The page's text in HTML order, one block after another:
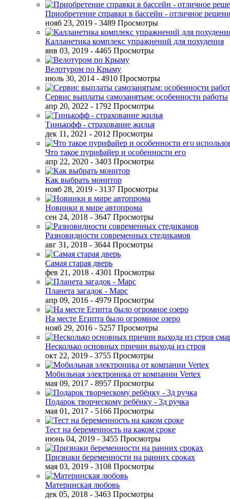
Приобретение справки в бассейн - отличное
нояб 23, 2019 - 3489 Просмотры
Калланетика комплекс упражнений для похудения
янв 03, 2019 - 4465 Просмотры
Велотуром по Крыму
июль 30, 2014 - 4910 Просмотры
Сервис выплаты самозанятым: особенности работы
апр 20, 2022 - 1792 Просмотры
Тинькофф - страхование жилья
дек 11, 2021 - 2012 Просмотры
Что такое пурифайер и особенности его
апр 22, 2020 - 3403 Просмотры
Как выбрать монитор
нояб 28, 2019 - 3137 Просмотры
Новинки в мире автопрома
сен 24, 2018 - 3647 Просмотры
Разновидности современных стедикамов
авг 31, 2018 - 3644 Просмотры
Самая старая дверь
фев 21, 2018 - 4301 Просмотры
Планета загадок - Марс
апр 09, 2016 - 4979 Просмотры
На месте Египта было огромное озеро
нояб 29, 2016 - 5257 Просмотры
Несколько основных причин выхода из строя
окт 22, 2019 - 3755 Просмотры
Мобильная электроника от компании Vertex
мая 09, 2017 - 8957 Просмотры
Подарок творческому ребёнку - 3д ручка
мая 01, 2017 - 5166 Просмотры
Тест на беременность на каком сроке
июнь 04, 2019 - 3455 Просмотры
Признаки беременности на ранних сроках
мая 03, 2019 - 3108 Просмотры
Материнская любовь
дек 05, 2018 - 3463 Просмотры